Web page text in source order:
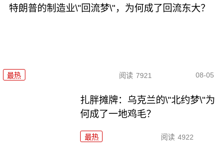
特朗普的制造业\"回流梦\"，为何成了回流东大？
最热 阅读 7921 08-05
扎胖摊牌：乌克兰的\"北约梦\"为
何成了一地鸡毛？
最热 阅读 4922